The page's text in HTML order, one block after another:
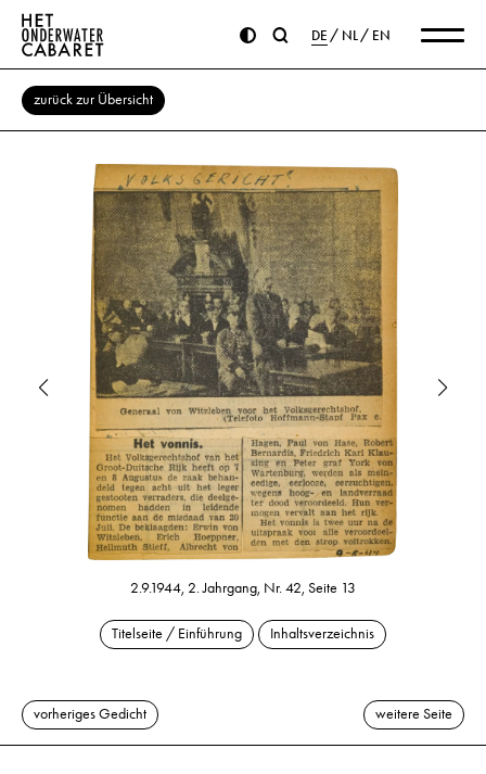
DE NL EN
zurück zur Übersicht
2.9.1944, 2. Jahrgang, Nr. 42, Seite 13
Titelseite / Einführung Inhaltsverzeichnis
vorheriges Gedicht weitere Seite